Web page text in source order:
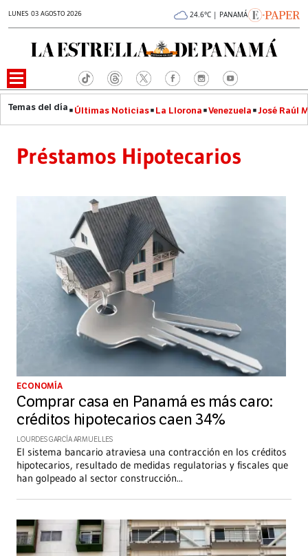
LUNES 03 AGOSTO 2026 24.6°C | PANAMÁ
Últimas Noticias La Llorona Venezuela José Raúl
Préstamos Hipotecarios
ECONOMÍA
Comprar casa en Panamá es más caro:
créditos hipotecarios caen 34%
LOURDES GARCÍA ARMUELLES
El sistema bancario atraviesa una contracción en los créditos
hipotecarios, resultado de medidas regulatorias y fiscales que
han golpeado al sector construcción...